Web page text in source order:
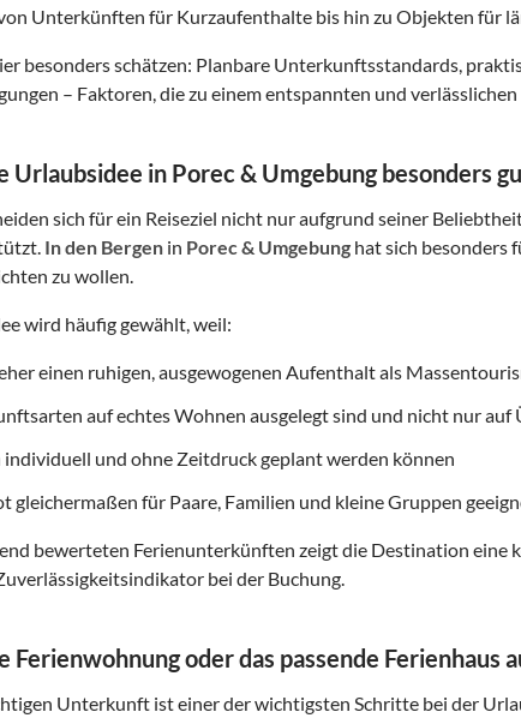
Unterkünften für Kurzaufenthalte bis hin zu Objekten für
besonders schätzen: Planbare Unterkunftsstandards,
– Faktoren, die zu einem entspannten und
Urlaubsidee in Porec & Umgebung besonders
sich für ein Reiseziel nicht nur aufgrund seiner
In den Bergen in Porec & Umgebung hat sich besonders
zu wollen.
wird häufig gewählt, weil:
einen ruhigen, ausgewogenen Aufenthalt als
auf echtes Wohnen ausgelegt sind und nicht nur auf
und ohne Zeitdruck geplant werden können
gleichermaßen für Paare, Familien und kleine Gruppen
bewerteten Ferienunterkünften zeigt die Destination eine
bei der Buchung.
Ferienwohnung oder das passende Ferienhaus
Unterkunft ist einer der wichtigsten Schritte bei der